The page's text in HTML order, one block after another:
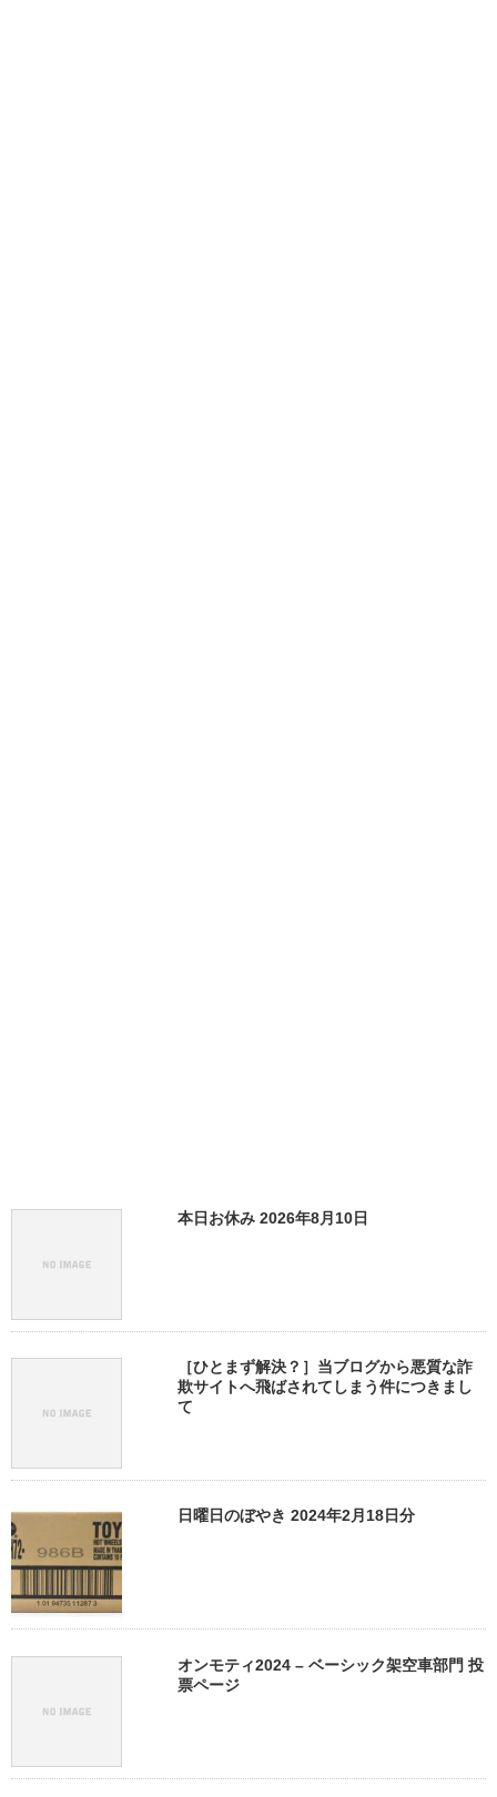
本日お休み 2026年8月10日
［ひとまず解決？］当ブログから悪質な詐
欺サイトへ飛ばされてしまう件につきまし
て
日曜日のぼやき 2024年2月18日分
オンモティ2024 – ベーシック架空車部門 投
票ページ